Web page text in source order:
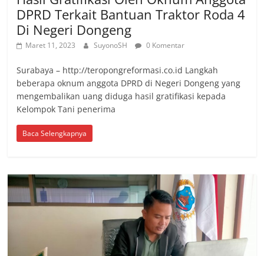
DPRD Terkait Bantuan Traktor Roda 4
Di Negeri Dongeng
Maret 11, 2023 SuyonoSH 0 Komentar
Surabaya – http://teropongreformasi.co.id Langkah
beberapa oknum anggota DPRD di Negeri Dongeng yang
mengembalikan uang diduga hasil gratifikasi kepada
Kelompok Tani penerima
Baca Selengkapnya